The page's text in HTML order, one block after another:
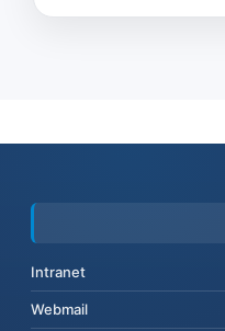
Intranet
Webmail